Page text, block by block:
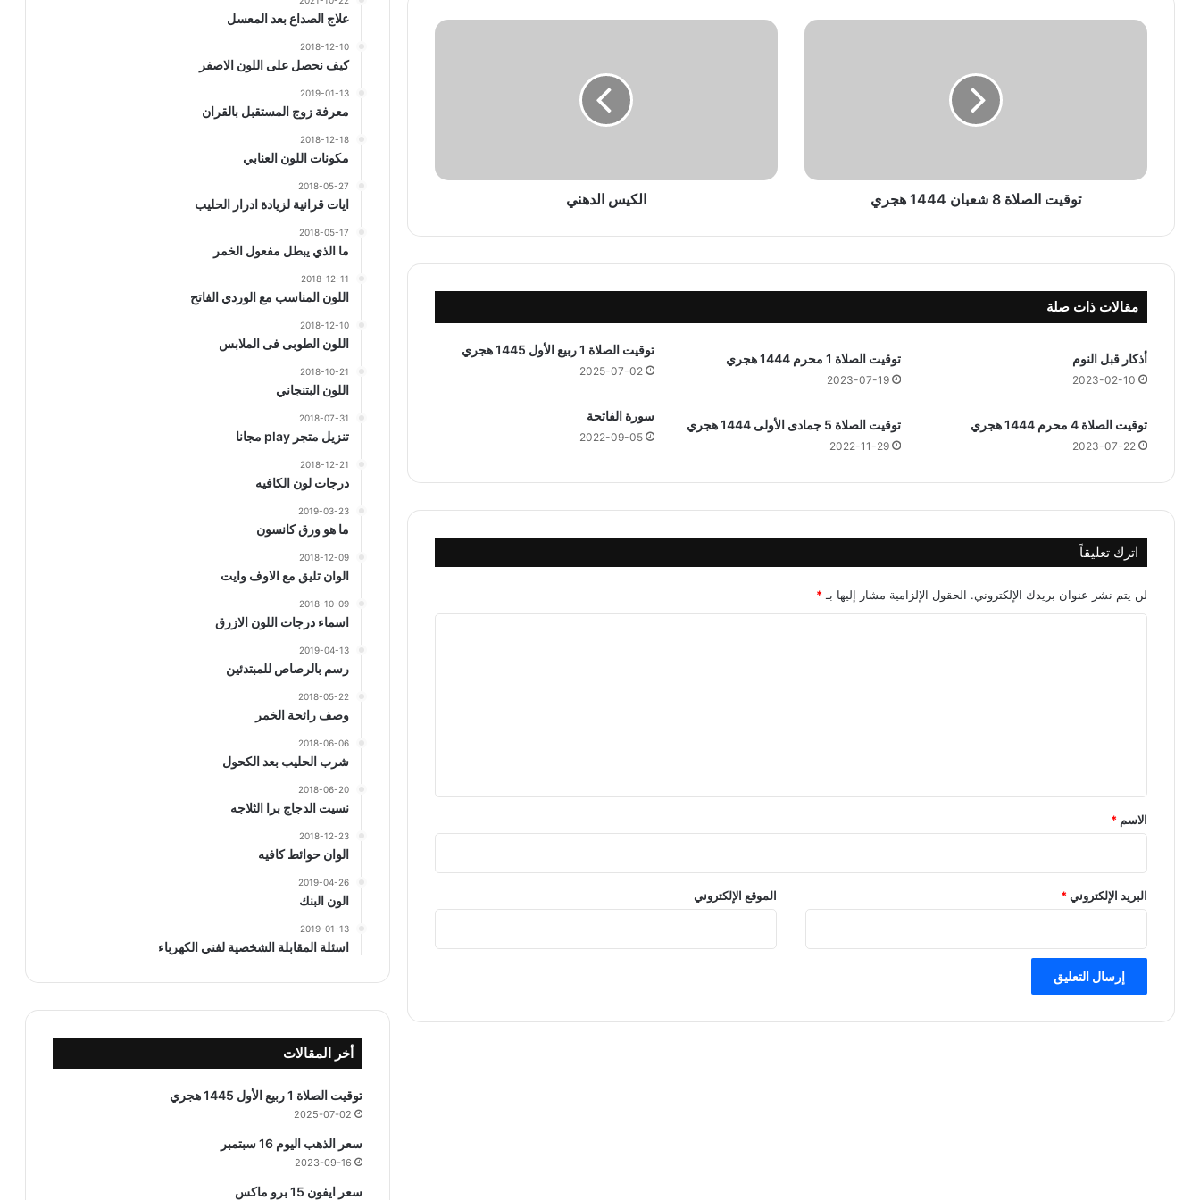
ت
ل
8
ب
ن
1
4
4
ه
ج
توقيت الصلاة 8 شعبان 1444 هجري
ا
ه
الكيس الدهني
مقالات ذات صلة
أذكار قبل النوم
2023-02-10
توقيت الصلاة 1 محرم 1444 هجري
2023-07-19
توقيت الصلاة 1 ربيع الأول 1445 هجري
2025-07-02
توقيت الصلاة 4 محرم 1444 هجري
2023-07-22
توقيت الصلاة 5 جمادى الأولى 1444 هجري
2022-11-29
سورة الفاتحة
2022-09-05
اترك تعليقاً
لن يتم نشر عنوان بريدك الإلكتروني. الحقول الإلزامية مشار إليها بـ*
*
الاسم*
البريد الإلكتروني* الموقع الإلكتروني
علاج الصداع بعد المعسل
2018-12-10
كيف نحصل على اللون الاصفر
2019-01-13
معرفة زوج المستقبل بالقران
2018-12-18
مكونات اللون العنابي
2018-05-27
ايات قرانية لزيادة ادرار الحليب
2018-05-17
ما الذي يبطل مفعول الخمر
2018-12-11
اللون المناسب مع الوردي الفاتح
2018-12-10
اللون الطوبى فى الملابس
2018-10-21
اللون البتنجاني
2018-07-31
تنزيل متجر play مجانا
2018-12-21
درجات لون الكافيه
2019-03-23
ما هو ورق كانسون
2018-12-09
الوان تليق مع الاوف وايت
2018-10-09
اسماء درجات اللون الازرق
2019-04-13
رسم بالرصاص للمبتدئين
2018-05-22
وصف رائحة الخمر
2018-06-06
شرب الحليب بعد الكحول
2018-06-20
نسيت الدجاج برا الثلاجه
2018-12-23
الوان حوائط كافيه
2019-04-26
الون البنك
2019-01-13
اسئلة المقابلة الشخصية لفني الكهرباء
أخر المقالات
توقيت الصلاة 1 ربيع الأول 1445 هجري
2025-07-02
سعر الذهب اليوم 16 سبتمبر
2023-09-16
سعر ايفون 15 برو ماكس